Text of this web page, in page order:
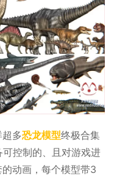
多恐龙模型终极合集
控制的、且对游戏进
动画，每个模型带3